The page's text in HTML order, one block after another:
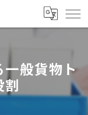
一般貨物ト